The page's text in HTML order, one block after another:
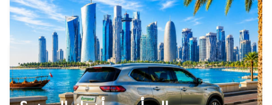
DUBAI - DUBAI
SUHA JBR HOTEL FREE DELIVERY
DUBAI - DUBAI